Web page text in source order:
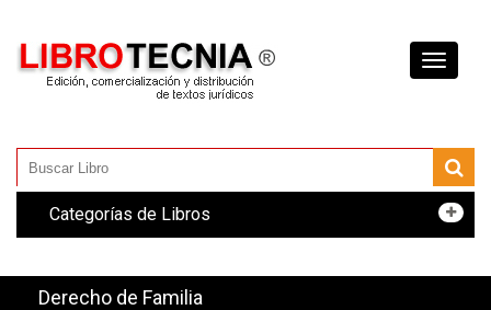
Toggle
Categorías de Libros
Derecho de Familia